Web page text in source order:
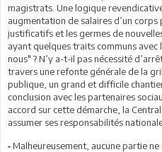
magistrats. Une logique
augmentation de salaires d’un
justificatifs et les germes de
ayant quelques traits communs
nous" ? N’y a-t-il pas nécessité
travers une refonte générale de la
publique, un grand et difficile
conclusion avec les partenaires
accord sur cette démarche, la
assumer ses responsabilités
- Malheureusement, aucune partie